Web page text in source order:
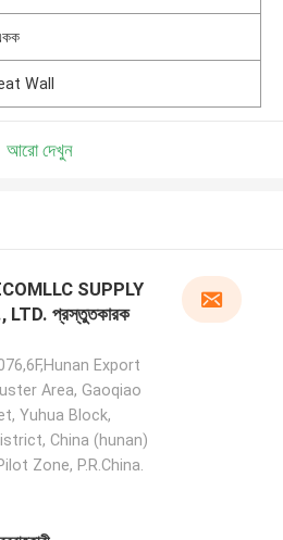
Wall
আরো দেখুন
SUPPLY
LTD. প্রস্তুতকারক
Export
Area, Gaoqiao
Yuhua Block,
China (hunan)
Zone, P.R.China.